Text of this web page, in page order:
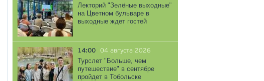
Лекторий "Зелёные выходные"
на Цветном бульваре в
выходные ждет гостей
14:00 04 августа 2026
Турслет "Больше, чем
путешествие" в сентябре
пройдет в Тобольске